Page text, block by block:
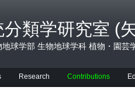
類学研究室 (
地球学部 生物地球学科 植物・園芸
Research Contributions